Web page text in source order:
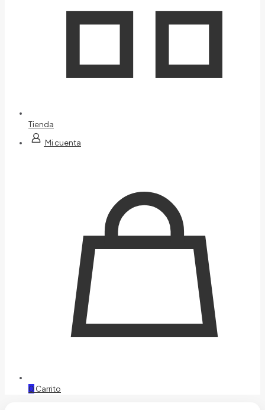
Tienda
Mi cuenta
0 Carrito